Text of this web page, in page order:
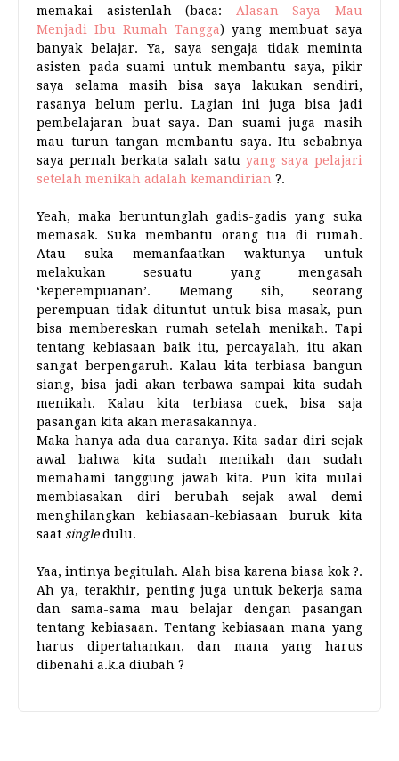
memakai asistenlah (baca: Alasan Saya Mau
Menjadi Ibu Rumah Tangga) yang membuat saya
banyak belajar. Ya, saya sengaja tidak meminta
asisten pada suami untuk membantu saya, pikir
saya selama masih bisa saya lakukan sendiri,
rasanya belum perlu. Lagian ini juga bisa jadi
pembelajaran buat saya. Dan suami juga masih
mau turun tangan membantu saya. Itu sebabnya
saya pernah berkata salah satu yang saya pelajari
setelah menikah adalah kemandirian ?.
Yeah, maka beruntunglah gadis-gadis yang suka
memasak. Suka membantu orang tua di rumah.
Atau suka memanfaatkan waktunya untuk
melakukan sesuatu yang mengasah
‘keperempuanan’. Memang sih, seorang
perempuan tidak dituntut untuk bisa masak, pun
bisa membereskan rumah setelah menikah. Tapi
tentang kebiasaan baik itu, percayalah, itu akan
sangat berpengaruh. Kalau kita terbiasa bangun
siang, bisa jadi akan terbawa sampai kita sudah
menikah. Kalau kita terbiasa cuek, bisa saja
pasangan kita akan merasakannya.
Maka hanya ada dua caranya. Kita sadar diri sejak
awal bahwa kita sudah menikah dan sudah
memahami tanggung jawab kita. Pun kita mulai
membiasakan diri berubah sejak awal demi
menghilangkan kebiasaan-kebiasaan buruk kita
saat singledulu.
Yaa, intinya begitulah. Alah bisa karena biasa kok ?.
Ah ya, terakhir, penting juga untuk bekerja sama
dan sama-sama mau belajar dengan pasangan
tentang kebiasaan. Tentang kebiasaan mana yang
harus dipertahankan, dan mana yang harus
dibenahi a.k.a diubah ?